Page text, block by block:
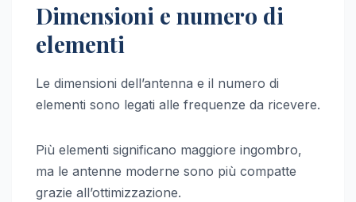
Dimensioni e numero di
elementi
Le dimensioni dell’antenna e il numero di
elementi sono legati alle frequenze da ricevere.
Più elementi significano maggiore ingombro,
ma le antenne moderne sono più compatte
grazie all’ottimizzazione.